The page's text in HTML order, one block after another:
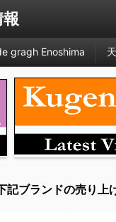
gragh Enoshima
記ブランドの売り上